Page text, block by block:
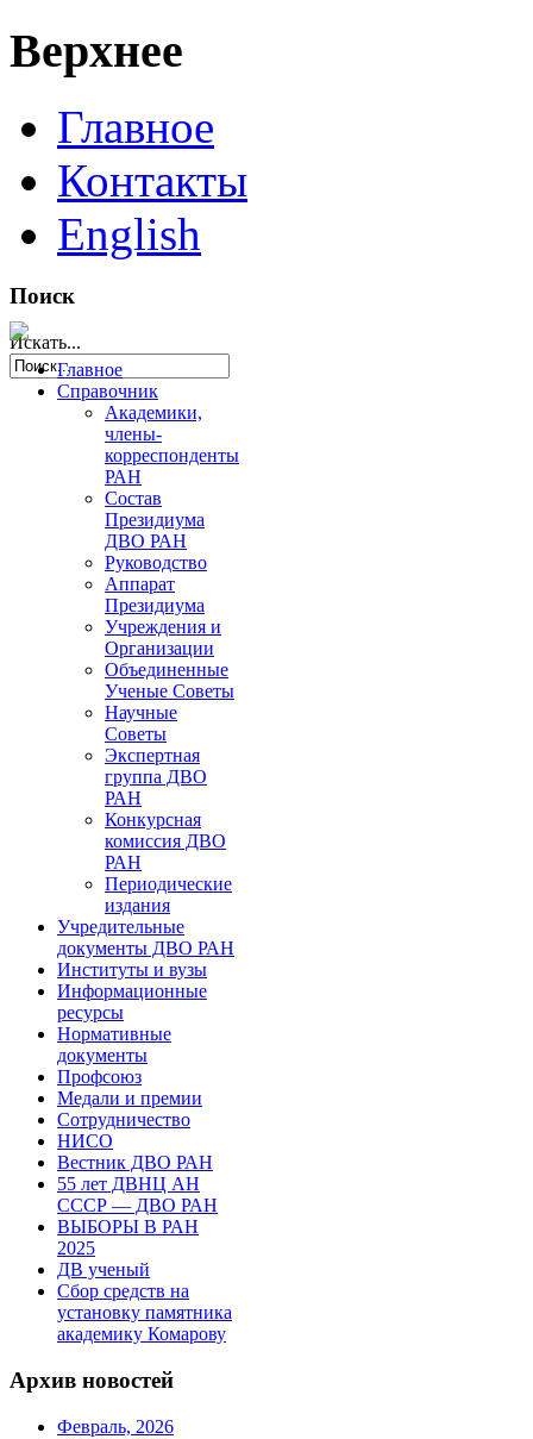
Верхнее
Главное
Контакты
English
Поиск
Искать...
Главное
Справочник
Академики,
члены-
корреспонденты
РАН
Состав
Президиума
ДВО РАН
Руководство
Аппарат
Президиума
Учреждения и
Организации
Объединенные
Ученые Советы
Научные
Советы
Экспертная
группа ДВО
РАН
Конкурсная
комиссия ДВО
РАН
Периодические
издания
Учредительные
документы ДВО РАН
Институты и вузы
Информационные
ресурсы
Нормативные
документы
Профсоюз
Медали и премии
Сотрудничество
НИСО
Вестник ДВО РАН
55 лет ДВНЦ АН
СССР — ДВО РАН
ВЫБОРЫ В РАН
2025
ДВ ученый
Сбор средств на
установку памятника
академику Комарову
Архив новостей
Февраль, 2026